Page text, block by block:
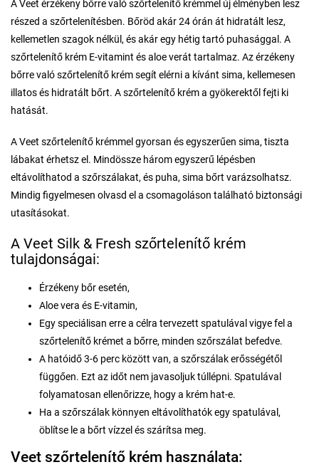
A Veet érzékeny bőrre való szőrtelenítő krémmel új élményben lesz
részed a szőrtelenítésben. Bőröd akár 24 órán át hidratált lesz,
kellemetlen szagok nélkül, és akár egy hétig tartó puhasággal. A
szőrtelenítő krém E-vitamint és aloe verát tartalmaz. Az érzékeny
bőrre való szőrtelenítő krém segít elérni a kívánt sima, kellemesen
illatos és hidratált bőrt. A szőrtelenítő krém a gyökerektől fejti ki
hatását.
A Veet szőrtelenítő krémmel gyorsan és egyszerűen sima, tiszta
lábakat érhetsz el. Mindössze három egyszerű lépésben
eltávolíthatod a szőrszálakat, és puha, sima bőrt varázsolhatsz.
Mindig figyelmesen olvasd el a csomagoláson található biztonsági
utasításokat.
A Veet Silk & Fresh szőrtelenítő krém
tulajdonságai:
Érzékeny bőr esetén,
Aloe vera és E-vitamin,
Egy speciálisan erre a célra tervezett spatulával vigye fel a
szőrtelenítő krémet a bőrre, minden szőrszálat befedve.
A hatóidő 3-6 perc között van, a szőrszálak erősségétől
függően. Ezt az időt nem javasoljuk túllépni. Spatulával
folyamatosan ellenőrizze, hogy a krém hat-e.
Ha a szőrszálak könnyen eltávolíthatók egy spatulával,
öblítse le a bőrt vízzel és szárítsa meg.
Veet szőrtelenítő krém használata: